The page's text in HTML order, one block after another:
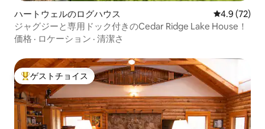
ハートウェルのログハウス レビュー72
4.9 (72)
ジャグジーと専用ドック付きのCedar Ridge Lake House！
価格 · ロケーション · 清潔さ
大好評のゲストチョイスです。
ゲストチョイス